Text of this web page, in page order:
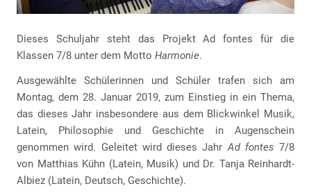
Dieses Schuljahr steht das Projekt Ad fontes für die
Klassen 7/8 unter dem Motto Harmonie.
Ausgewählte Schülerinnen und Schüler trafen sich am
Montag, dem 28. Januar 2019, zum Einstieg in ein Thema,
das dieses Jahr insbesondere aus dem Blickwinkel Musik,
Latein, Philosophie und Geschichte in Augenschein
genommen wird. Geleitet wird dieses JahrAd fontes 7/8
von Matthias Kühn (Latein, Musik) und Dr. Tanja Reinhardt-
Albiez (Latein, Deutsch, Geschichte).